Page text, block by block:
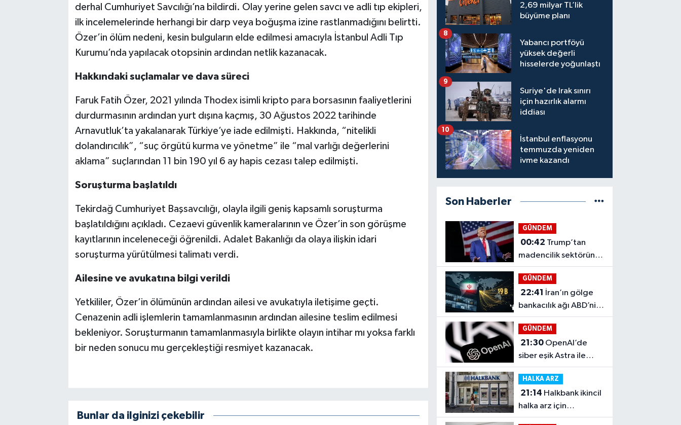
derhal Cumhuriyet Savcılığı’na bildirdi. Olay yerine gelen savcı ve adli tıp ekipleri,
ilk incelemelerinde herhangi bir darp veya boğuşma izine rastlanmadığını belirtti.
Özer’in ölüm nedeni, kesin bulguların elde edilmesi amacıyla İstanbul Adli Tıp
Kurumu’nda yapılacak otopsinin ardından netlik kazanacak.
Hakkındaki suçlamalar ve dava süreci
Faruk Fatih Özer, 2021 yılında Thodex isimli kripto para borsasının faaliyetlerini
durdurmasının ardından yurt dışına kaçmış, 30 Ağustos 2022 tarihinde
Arnavutluk’ta yakalanarak Türkiye’ye iade edilmişti. Hakkında, “nitelikli
dolandırıcılık”, “suç örgütü kurma ve yönetme” ile “mal varlığı değerlerini
aklama” suçlarından 11 bin 190 yıl 6 ay hapis cezası talep edilmişti.
Soruşturma başlatıldı
Tekirdağ Cumhuriyet Başsavcılığı, olayla ilgili geniş kapsamlı soruşturma
başlatıldığını açıkladı. Cezaevi güvenlik kameralarının ve Özer’in son görüşme
kayıtlarının inceleneceği öğrenildi. Adalet Bakanlığı da olaya ilişkin idari
soruşturma yürütülmesi talimatı verdi.
Ailesine ve avukatına bilgi verildi
Yetkililer, Özer’in ölümünün ardından ailesi ve avukatıyla iletişime geçti.
Cenazenin adli işlemlerin tamamlanmasının ardından ailesine teslim edilmesi
bekleniyor. Soruşturmanın tamamlanmasıyla birlikte olayın intihar mı yoksa farklı
bir neden sonucu mu gerçekleştiği resmiyet kazanacak.
Bunlar da ilginizi çekebilir
2,69 milyar TL’lik
büyüme planı
Yabancı portföyü
yüksek değerli
hisselerde yoğunlaştı
8
Suriye'de Irak sınırı
için hazırlık alarmı
iddiası
9
İstanbul enflasyonu
temmuzda yeniden
ivme kazandı
10
Son Haberler
GÜNDEM
00:42
madencilik sektörüne
3 milyar dolarlık hamle
GÜNDEM
22:41
bankacılık ağı ABD’nin
hedefinde
GÜNDEM
21:30
siber eşik Astra ile
kritik sınıra yaklaştı
HALKA ARZ
21:14
halka arz için
düğmeye bastı